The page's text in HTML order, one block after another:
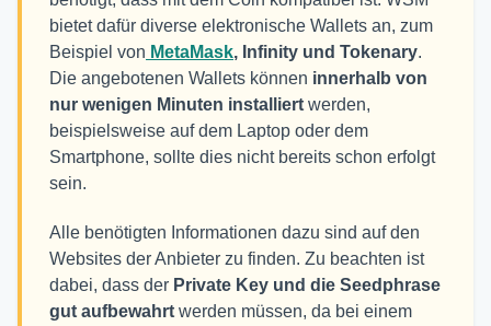
bietet dafür diverse elektronische Wallets an, zum
Beispiel von MetaMask, Infinity und Tokenary.
Die angebotenen Wallets können innerhalb von
nur wenigen Minuten installiert werden,
beispielsweise auf dem Laptop oder dem
Smartphone, sollte dies nicht bereits schon erfolgt
sein.
Alle benötigten Informationen dazu sind auf den
Websites der Anbieter zu finden. Zu beachten ist
dabei, dass der Private Key und die Seedphrase
gut aufbewahrt werden müssen, da bei einem